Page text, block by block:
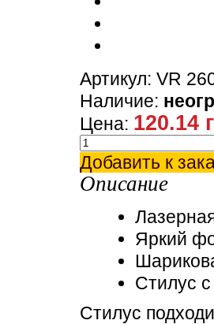
Артикул: VR
Наличие:
Цена: 120.14
Добавить к
Описание
Яркий
Стилус
Стилус